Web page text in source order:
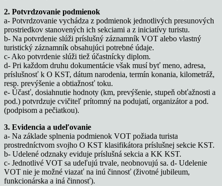
2. Potvrdzovanie podmienok
a- Potvrdzovanie vychádza z podmienok jednotlivých presunových
prostriedkov stanovených ich sekciami a z iniciatívy turistu.
b- Na potvrdenie slúži príslušný záznamník VOT alebo vlastný
turistický záznamník obsahujúci potrebné údaje.
c- Ako potvrdenie slúži tiež účastnícky diplom.
d- Pri každom druhu dokumentácie však musí byť meno, adresa,
príslušnosť k O KST, dátum narodenia, termín konania, kilometráž,
resp. prevýšenie a obtiažnosť toku.
e- Účasť, dosiahnutie hodnoty (km, prevýšenie, stupeň obťažnosti a
pod.) potvrdzuje cvičiteľ prítomný na podujatí, organizátor a pod.
(podpisom a pečiatkou).
3. Evidencia a udeľovanie
a- Na základe splnenia podmienok VOT požiada turista
prostredníctvom svojho O KST klasifikátora príslušnej sekcie KST.
b- Udelené odznaky eviduje príslušná sekcia a KK KST.
c- Jednotlivé VOT sa udeľujú trvale, neobnovujú sa. d- Udelenie
VOT nie je možné viazať na inú činnosť (životné jubileum,
funkcionárska a iná činnosť).